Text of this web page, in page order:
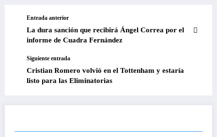
Entrada anterior
La dura sanción que recibirá Ángel Correa por el
informe de Cuadra Fernández
Siguiente entrada
Cristian Romero volvió en el Tottenham y estaría
listo para las Eliminatorias